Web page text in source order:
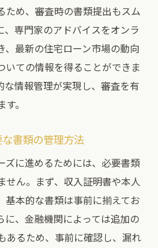
ため、審査時の書類提出もスム
、専門家のアドバイスをオンラ
、最新の住宅ローン市場の動向
いての情報を得ることができま
な情報管理が実現し、審査を有
。
書類の管理方法
ズに進めるためには、必要書類
せん。まず、収入証明書や本人
基本的な書類は事前に揃えてお
に、金融機関によっては追加の
あるため、事前に確認し、漏れ